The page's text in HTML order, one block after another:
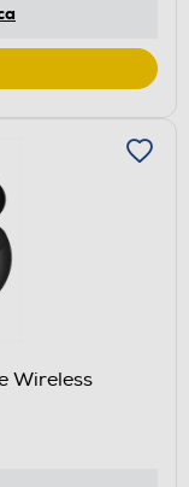
Wireless